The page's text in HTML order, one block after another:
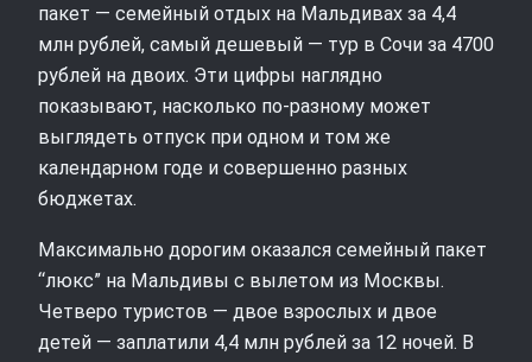
пакет — семейный отдых на Мальдивах за 4,4
млн рублей, самый дешевый — тур в Сочи за 4700
рублей на двоих. Эти цифры наглядно
показывают, насколько по‑разному может
выглядеть отпуск при одном и том же
календарном годе и совершенно разных
бюджетах.
Максимально дорогим оказался семейный пакет
“люкс” на Мальдивы с вылетом из Москвы.
Четверо туристов — двое взрослых и двое
детей — заплатили 4,4 млн рублей за 12 ночей. В